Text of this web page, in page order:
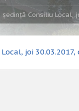
ședință Consiliu Local,
joi 30.03.2017,